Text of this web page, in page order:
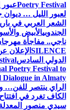
Poetry Festival
لعبور الليل …
الشعر العربي في
الجندوبيالأبيض
ناجي.. مفاجأة
SILENCE الإعلان
الدولي السادس
Poetry Festival to
Dialogue in Almaty
الراي ينتصر
الكاف تغرد في
سيدي منصور المعدلة